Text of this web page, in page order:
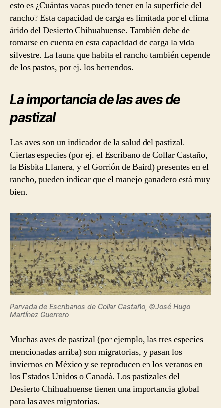
esto es ¿Cuántas vacas puedo tener en la superficie del
rancho? Esta capacidad de carga es limitada por el clima
árido del Desierto Chihuahuense. También debe de
tomarse en cuenta en esta capacidad de carga la vida
silvestre. La fauna que habita el rancho también depende
de los pastos, por ej. los berrendos.
La importancia de las aves de
pastizal
Las aves son un indicador de la salud del pastizal.
Ciertas especies (por ej. el Escribano de Collar Castaño,
la Bisbita Llanera, y el Gorrión de Baird) presentes en el
rancho, pueden indicar que el manejo ganadero está muy
bien.
Parvada de Escribanos de Collar Castaño, ©José Hugo
Martínez Guerrero
Muchas aves de pastizal (por ejemplo, las tres especies
mencionadas arriba) son migratorias, y pasan los
inviernos en México y se reproducen en los veranos en
los Estados Unidos o Canadá. Los pastizales del
Desierto Chihuahuense tienen una importancia global
para las aves migratorias.